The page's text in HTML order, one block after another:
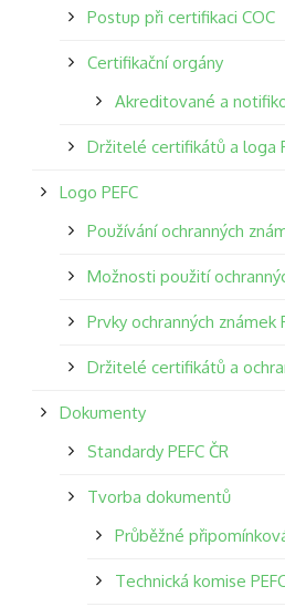
Postup při certifikaci COC
Certifikační orgány
Akreditované a
Držitelé certifikátů a loga
Logo PEFC
Používání ochranných
Možnosti použití
Prvky ochranných známek
Držitelé certifikátů a
Dokumenty
Standardy PEFC ČR
Tvorba dokumentů
Průběžné
Technická komise